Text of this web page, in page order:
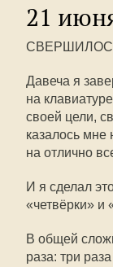
21
Давеча я
на
своей цели,
казалось
на отлично
И я сделал
«четвёрки» и
В общей
раза: три